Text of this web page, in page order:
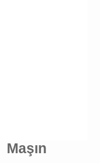
Maşın